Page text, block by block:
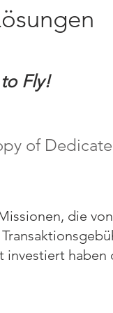
Fly!
of
die